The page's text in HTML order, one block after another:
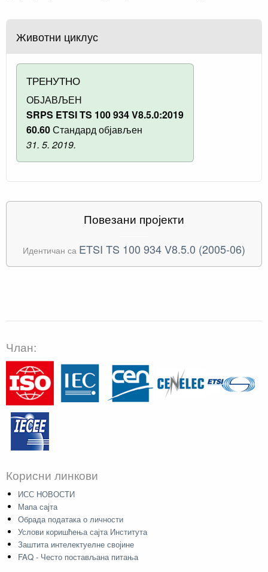
Животни циклус
ТРЕНУТНО
ОБЈАВЉЕН
SRPS ETSI TS 100 934 V8.5.0:2019
60.60Стандард објављен
31. 5. 2019.
Повезани пројекти
Идентичан са ETSI TS 100 934 V8.5.0 (2005-06)
Члан:
Корисни линкови
ИСС НОВОСТИ
Мапа сајта
Обрада података о личности
Услови коришћења сајта Института
Заштита интелектуелне својине
FAQ - Често постављана питања